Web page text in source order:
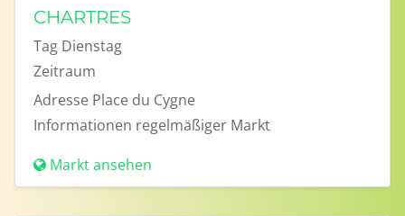
CHARTRES
Tag Dienstag
Zeitraum
Adresse Place du Cygne
Informationen regelmäßiger Markt
Markt ansehen